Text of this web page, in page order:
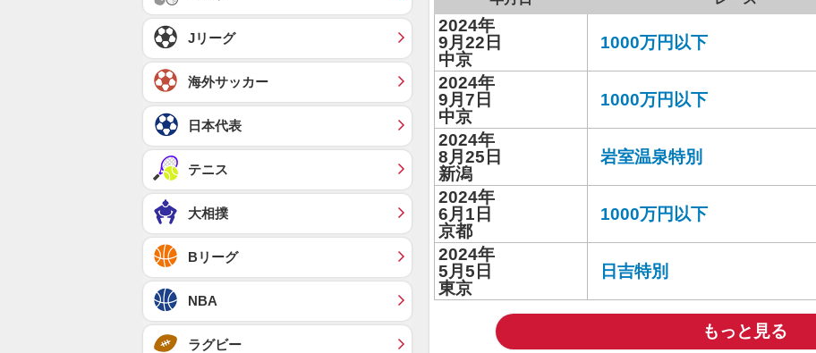
2024年
9月22日
中京
1000万円以下
2024年
9月7日
中京
1000万円以下
2024年
8月25日
新潟
岩室温泉特別
2024年
6月1日
京都
1000万円以下
2024年
5月5日
東京
日吉特別
もっと見る
Jリーグ
海外サッカー
日本代表
テニス
大相撲
Bリーグ
NBA
ラグビー